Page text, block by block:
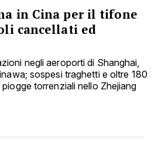
in Cina per il tifone
cancellati ed
negli aeroporti di Shanghai,
sospesi traghetti e oltre 180
torrenziali nello Zhejiang